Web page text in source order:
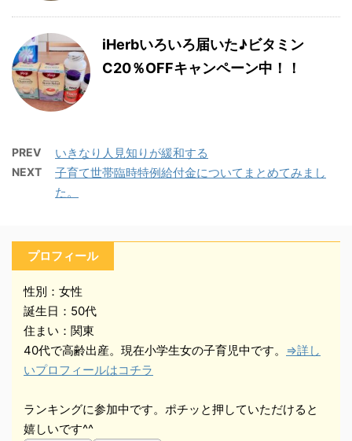
iHerbいろいろ届いた♪ビタミン
C20％OFFキャンペーン中！！
PREV いきなり人見知りが緩和する
NEXT
子育て世帯臨時特例給付金についてまとめてみまし
た。
プロフィール
性別：女性
誕生日：50代
住まい：関東
40代で高齢出産。現在小学生女の子育児中です。 ⇒詳し
いプロフィールはコチラ
ランキングに参加中です。ポチッと押していただけると
嬉しいです^^